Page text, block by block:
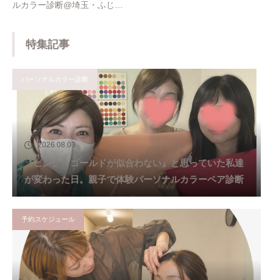
ルカラー診断@埼玉・ふじみ
特集記事
パーソナルカラー診断
2026.08.03
『ピンク・ゴールドが似合わない』と思っていた私達
が変わった日。親子で体験パーソナルカラーペア診断
予約スケジュール